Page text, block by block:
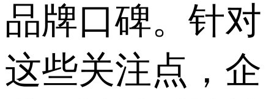
品牌口碑。针对
这些关注点，企